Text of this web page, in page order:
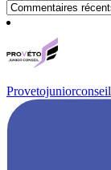
Provetojuniorconseil